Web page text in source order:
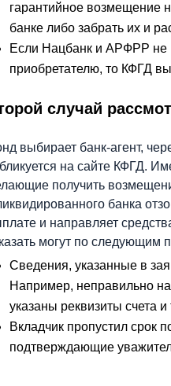
гарантийное возмещение
банке либо забрать их и
Если Нацбанк и АРФРР не
приобретателю, то КФГД
случай
выбирает банк-агент,
на сайте КФГД.
получить
банка
и направляет
могут по следующим
Сведения, указанные в
Например, неправильно
указаны реквизиты счета и
Вкладчик пропустил срок
подтверждающие